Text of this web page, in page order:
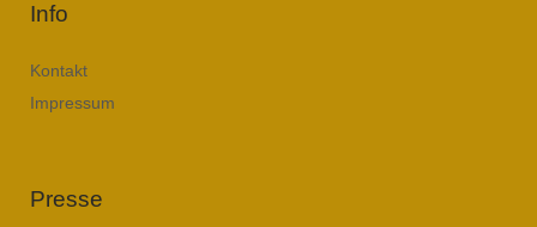
Info
Kontakt
Impressum
Presse